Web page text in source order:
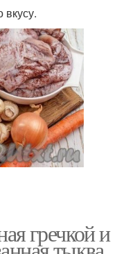
гречкой и